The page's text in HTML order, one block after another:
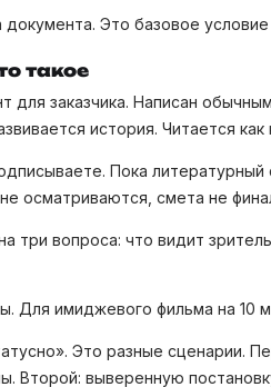
Это базовое
такое
заказчика. Написан
история. Читается как
Пока
осматриваются, смета не
три вопроса: что видит
Для имиджевого фильма на 10
Это разные сценарии.
Второй: выверенную